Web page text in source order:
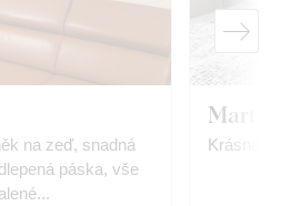
na zeď, snadná
páska, vše
Marta
Krásná